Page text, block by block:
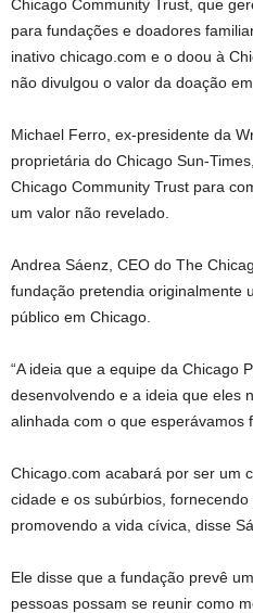
Chicago Community Trust, que
para fundações e doadores
inativo chicago.com e o doou à
não divulgou o valor da doação
Michael Ferro, ex-presidente da
proprietária do Chicago Sun-
Chicago Community Trust para
um valor não revelado.
Andrea Sáenz, CEO do The
fundação pretendia originalmente
público em Chicago.
“A ideia que a equipe da Chicago
desenvolvendo e a ideia que eles
alinhada com o que esperávamos
Chicago.com acabará por ser um
cidade e os subúrbios,
promovendo a vida cívica, disse
Ele disse que a fundação prevê
pessoas possam se reunir como